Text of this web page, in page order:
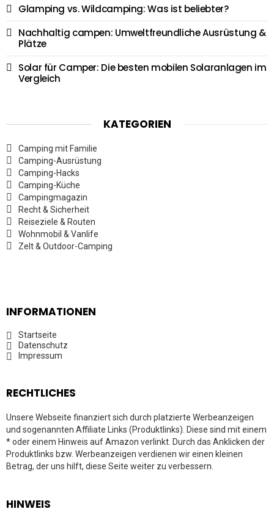
Glamping vs. Wildcamping: Was ist beliebter?
Nachhaltig campen: Umweltfreundliche Ausrüstung &
Plätze
Solar für Camper: Die besten mobilen Solaranlagen im
Vergleich
KATEGORIEN
Camping mit Familie
Camping-Ausrüstung
Camping-Hacks
Camping-Küche
Campingmagazin
Recht & Sicherheit
Reiseziele & Routen
Wohnmobil & Vanlife
Zelt & Outdoor-Camping
INFORMATIONEN
Startseite
Datenschutz
Impressum
RECHTLICHES
Unsere Webseite finanziert sich durch platzierte Werbeanzeigen
und sogenannten Affiliate Links (Produktlinks). Diese sind mit einem
* oder einem Hinweis auf Amazon verlinkt. Durch das Anklicken der
Produktlinks bzw. Werbeanzeigen verdienen wir einen kleinen
Betrag, der uns hilft, diese Seite weiter zu verbessern.
HINWEIS